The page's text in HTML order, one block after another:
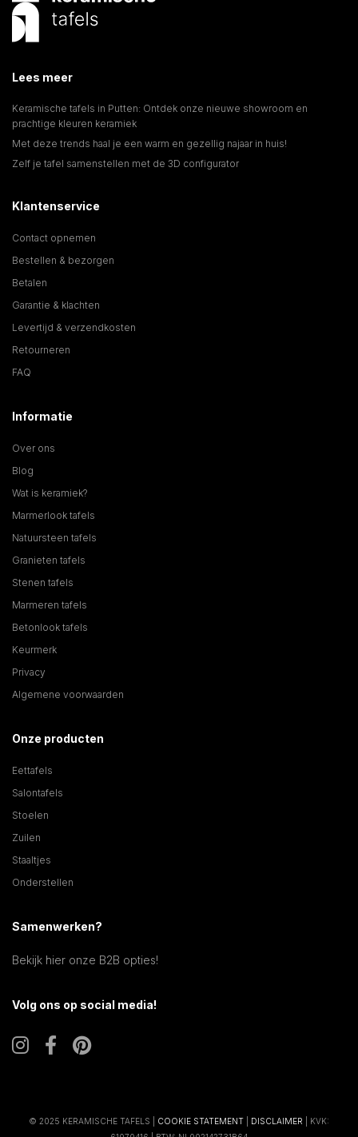
Lees meer
Keramische tafels in Putten: Ontdek onze nieuwe showroom en
prachtige kleuren keramiek
Met deze trends haal je een warm en gezellig najaar in huis!
Zelf je tafel samenstellen met de 3D configurator
Klantenservice
Contact opnemen
Bestellen & bezorgen
Betalen
Garantie & klachten
Levertijd & verzendkosten
Retourneren
FAQ
Informatie
Over ons
Blog
Wat is keramiek?
Marmerlook tafels
Natuursteen tafels
Granieten tafels
Stenen tafels
Marmeren tafels
Betonlook tafels
Keurmerk
Privacy
Algemene voorwaarden
Onze producten
Eettafels
Salontafels
Stoelen
Zuilen
Staaltjes
Onderstellen
Samenwerken?
Bekijk hier onze B2B opties!
Volg ons op social media!
© 2025 KERAMISCHE TAFELS | COOKIE STATEMENT DISCLAIMER | KVK: